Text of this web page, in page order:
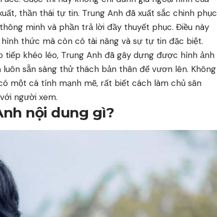
thần thái tự tin. Trung Anh đã xuất sắc chinh phục
minh và phần trả lời đầy thuyết phục. Điều này
thức mà còn có tài năng và sự tự tin đặc biệt.
tiếp khéo léo, Trung Anh đã gây dựng được hình ảnh
sẵn sàng thử thách bản thân để vươn lên. Không
một cá tính mạnh mẽ, rất biết cách làm chủ sân
người xem.
nội dung gì?